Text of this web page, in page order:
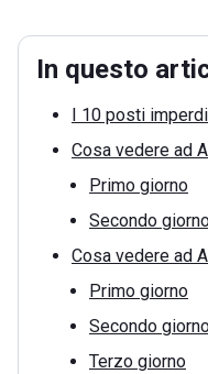
In questo
I 10 posti
Cosa vedere ad
Primo giorno
Secondo
Cosa vedere ad
Primo giorno
Secondo
Terzo giorno